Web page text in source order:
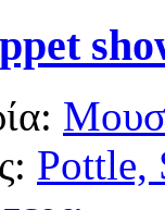
Pottle,